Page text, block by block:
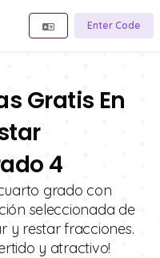
Enter Code
Gratis En
4
grado con
seleccionada de
y restar fracciones.
y atractivo!